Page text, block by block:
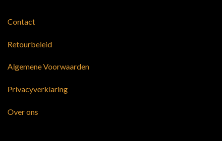
Contact
Retourbeleid
Algemene Voorwaarden
Privacyverklaring
Over ons